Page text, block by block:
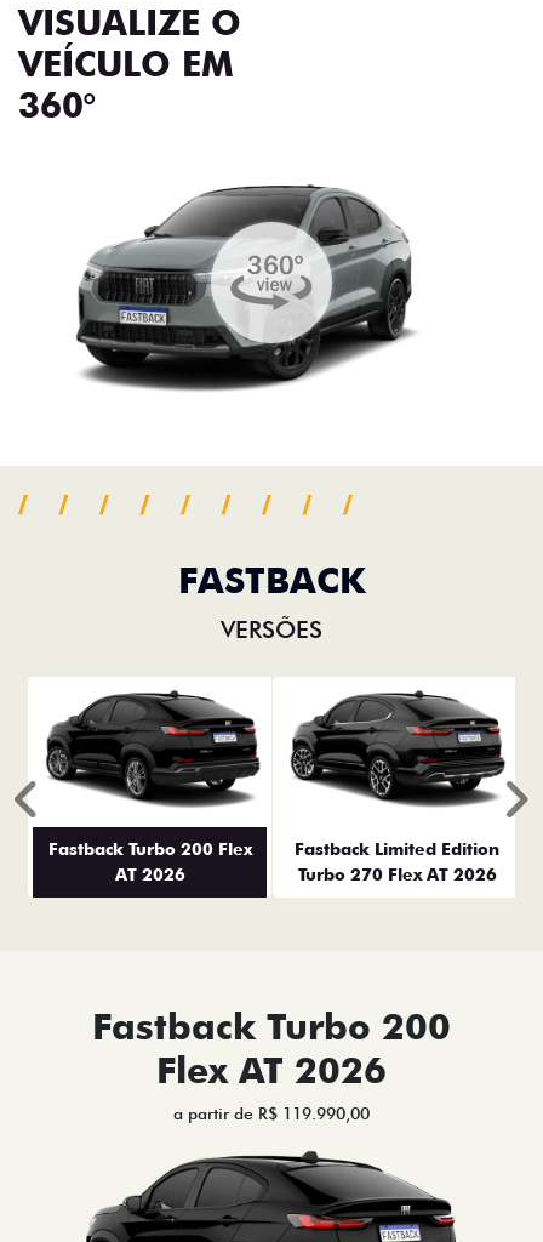
VISUALIZE O
VEÍCULO EM
360°
FASTBACK
VERSÕES
Fastback Turbo 200 Flex
AT 2026
Fastback Limited Edition
Turbo 270 Flex AT 2026
Anterior
Fastback Turbo 200
Flex AT 2026
a partir de R$ 119.990,00